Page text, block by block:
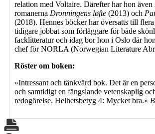
relation med Voltaire. Därefter har hon
romanerna Dronningens løfte (2013) och
(2018). Hennes böcker har översatts till
tidigare jobbat som förläggare för både
facklitteratur och idag bor hon i Oslo där
chef för NORLA (Norwegian Literature
Röster om boken:
»Intressant och tänkvärd bok. Det är en
och samtidigt en fängslande vetenskaplig
redogörelse. Helhetsbetyg 4: Mycket bra.«